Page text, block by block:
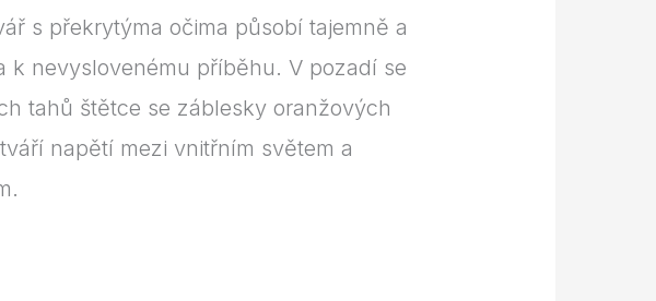
s překrytýma očima působí tajemně a
nevyslovenému příběhu. V pozadí se
tahů štětce se záblesky oranžových
napětí mezi vnitřním světem a